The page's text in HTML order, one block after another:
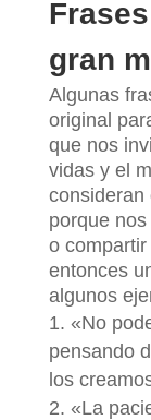
gran
Algunas
original
que nos
vidas y el
consideran
porque
o
entonces
algunos
«No
pensando
los
«La